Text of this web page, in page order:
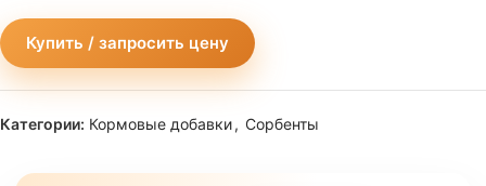
Купить / запросить цену
Категории: Кормовые добавки, Сорбенты